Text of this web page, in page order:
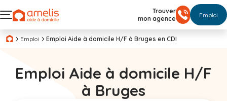
Trouver
mon agence
Emploi
Emploi Emploi Aide à domicile H/F à Bruges en CDI
Emploi Aide à domicile H/F
à Bruges